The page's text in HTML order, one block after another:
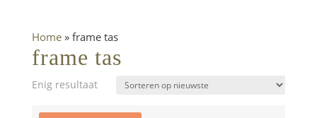
Home» frame tas
frame tas
Enig resultaat